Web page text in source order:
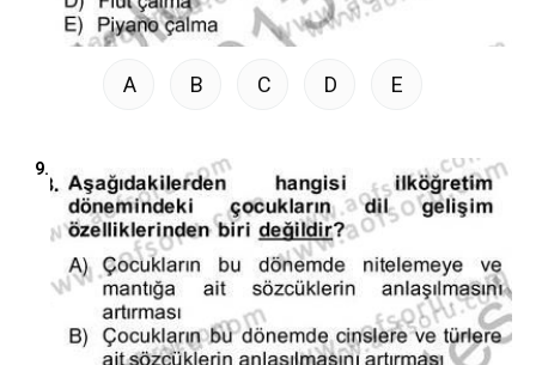
A B C D E
9.